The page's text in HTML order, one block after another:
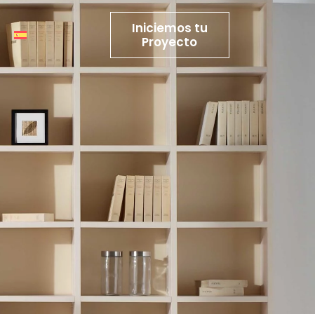
Iniciemos tu
Proyecto